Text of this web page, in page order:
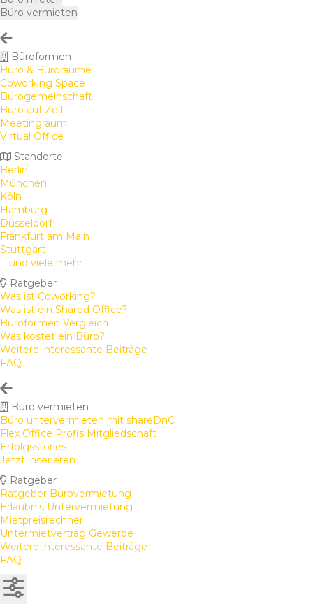
Büro vermieten
Büroformen
Büro & Büroräume
Coworking Space
Bürogemeinschaft
Büro auf Zeit
Meetingraum
Virtual Office
Standorte
Berlin
München
Köln
Hamburg
Düsseldorf
Frankfurt am Main
Stuttgart
... und viele mehr
Ratgeber
Was ist Coworking?
Was ist ein Shared Office?
Büroformen Vergleich
Was kostet ein Büro?
Weitere interessante Beiträge
FAQ
Büro vermieten
Büro untervermieten mit shareDnC
Flex Office Profis Mitgliedschaft
Erfolgsstories
Jetzt inserieren
Ratgeber
Ratgeber Bürovermietung
Erlaubnis Untervermietung
Mietpreisrechner
Untermietvertrag Gewerbe
Weitere interessante Beiträge
FAQ